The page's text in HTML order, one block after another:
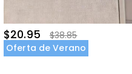
$20.95
$38.85
Oferta de Verano